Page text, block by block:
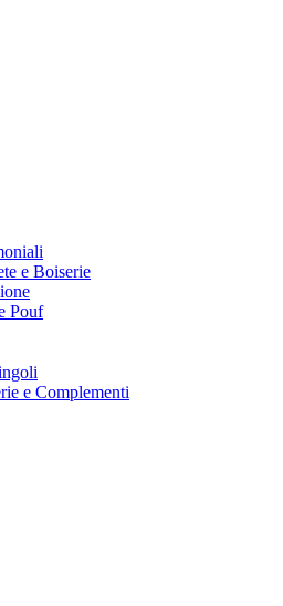
e Boiserie
Pouf
e Complementi